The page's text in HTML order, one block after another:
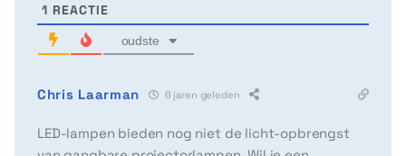
1 REACTIE
oudste
Chris Laarman 6 jaren geleden
LED-lampen bieden nog niet de licht-opbrengst